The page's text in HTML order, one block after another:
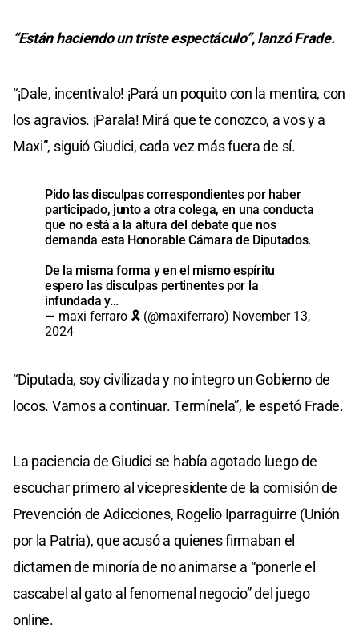
“Están haciendo un triste espectáculo”, lanzó Frade.
“¡Dale, incentivalo! ¡Pará un poquito con la mentira, con
los agravios. ¡Parala! Mirá que te conozco, a vos y a
Maxi”, siguió Giudici, cada vez más fuera de sí.
Pido las disculpas correspondientes por haber
participado, junto a otra colega, en una conducta
que no está a la altura del debate que nos
demanda esta Honorable Cámara de Diputados.
De la misma forma y en el mismo espíritu
espero las disculpas pertinentes por la
infundada y…
— maxi ferraro 🎗️ (@maxiferraro) November 13,
2024
“Diputada, soy civilizada y no integro un Gobierno de
locos. Vamos a continuar. Termínela”, le espetó Frade.
La paciencia de Giudici se había agotado luego de
escuchar primero al vicepresidente de la comisión de
Prevención de Adicciones, Rogelio Iparraguirre (Unión
por la Patria), que acusó a quienes firmaban el
dictamen de minoría de no animarse a “ponerle el
cascabel al gato al fenomenal negocio” del juego
online.